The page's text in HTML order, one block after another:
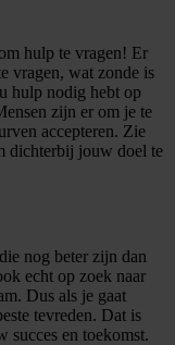
hulp te vragen! Er
vragen, wat zonde is
hulp nodig hebt op
zijn er om je te
accepteren. Zie
dichterbij jouw doel te
nog beter zijn dan
echt op zoek naar
Dus als je gaat
tevreden. Dat is
succes en toekomst.